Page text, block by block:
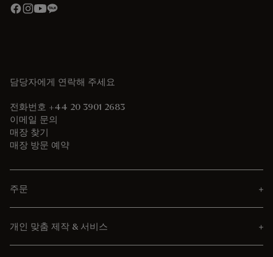
담당자에게 연락해 주세요
전화번호 +44 20 3901 2683
이메일 문의
매장 찾기
매장 방문 예약
주문
개인 맞춤 제작 & 서비스